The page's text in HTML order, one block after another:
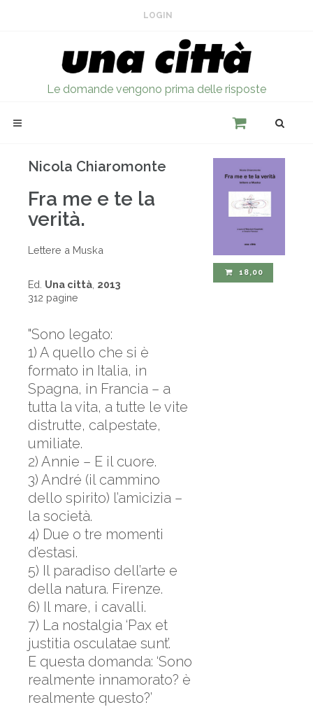
LOGIN
Le domande vengono prima delle risposte
Nicola Chiaromonte
Fra me e te la
verità.
Lettere a Muska
Ed. Una città 2013
312 pagine
"Sono legato:
1) A quello che si è
formato in Italia, in
Spagna, in Francia – a
tutta la vita, a tutte le vite
distrutte, calpestate,
umiliate.
2) Annie – E il cuore.
3) André (il cammino
dello spirito) l’amicizia –
la società.
4) Due o tre momenti
d’estasi.
5) Il paradiso dell’arte e
della natura. Firenze.
6) Il mare, i cavalli.
7) La nostalgia ‘Pax et
justitia osculatae sunt’.
E questa domanda: ‘Sono
realmente innamorato? è
realmente questo?’
18,00